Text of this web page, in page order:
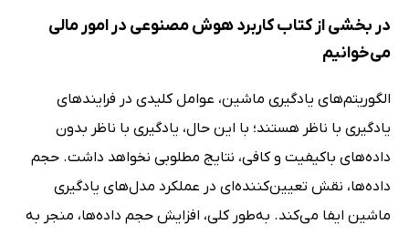
در بخشی از کتاب کاربرد هوش مصنوعی در امور مالی
می‌خوانیم
الگوریتم‌های یادگیری ماشین، عوامل کلیدی در فرایندهای
یادگیری با ناظر هستند؛ با این حال، یادگیری با ناظر بدون
داده‌های باکیفیت و کافی، نتایج مطلوبی نخواهد داشت. حجم
داده‌ها، نقش تعیین‌کننده‌ای در عملکرد مدل‌های یادگیری
ماشین ایفا می‌کند. به‌طور کلی، افزایش حجم داده‌ها، منجر به